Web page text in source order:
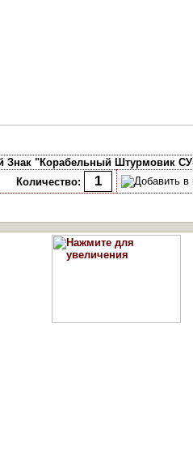
Знак "Корабельный Штурмовик
Количество: